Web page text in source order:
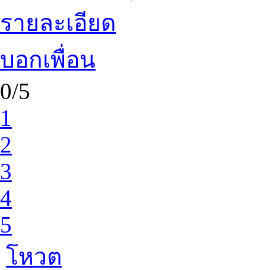
รายละเอียด
บอกเพื่อน
0/5
1
2
3
4
5
โหวต